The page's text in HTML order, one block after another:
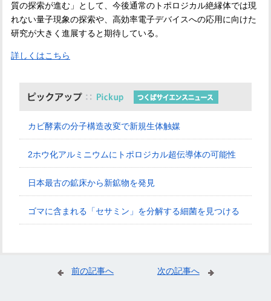
質の探索が進む」として、今後通常のトポロジカル絶縁体では現
れない量子現象の探索や、高効率電子デバイスへの応用に向けた
研究が大きく進展すると期待している。
詳しくはこちら
カビ酵素の分子構造改変で新規生体触媒
2ホウ化アルミニウムにトポロジカル超伝導体の可能性
日本最古の鉱床から新鉱物を発見
ゴマに含まれる「セサミン」を分解する細菌を見つける
前の記事へ 次の記事へ